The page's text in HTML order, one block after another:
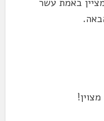
באמת עשר